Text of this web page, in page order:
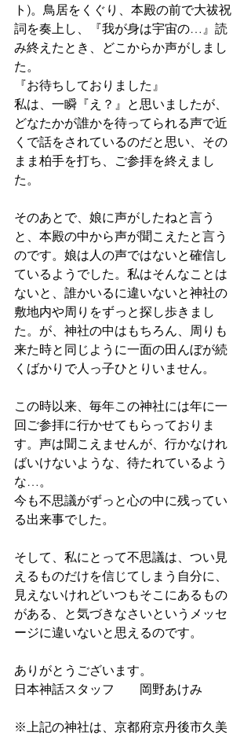
ト)。鳥居をくぐり、本殿の前で大祓祝
詞を奏上し、『我が身は宇宙の…』読
み終えたとき、どこからか声がしまし
た。
『お待ちしておりました』
私は、一瞬『え？』と思いましたが、
どなたかが誰かを待ってられる声で近
くで話をされているのだと思い、その
まま柏手を打ち、ご参拝を終えまし
た。
そのあとで、娘に声がしたねと言う
と、本殿の中から声が聞こえたと言う
のです。娘は人の声ではないと確信し
ているようでした。私はそんなことは
ないと、誰かいるに違いないと神社の
敷地内や周りをずっと探し歩きまし
た。が、神社の中はもちろん、周りも
来た時と同じように一面の田んぼが続
くばかりで人っ子ひとりいません。
この時以来、毎年この神社には年に一
回ご参拝に行かせてもらっておりま
す。声は聞こえませんが、行かなけれ
ばいけないような、待たれているよう
な…。
今も不思議がずっと心の中に残ってい
る出来事でした。
そして、私にとって不思議は、つい見
えるものだけを信じてしまう自分に、
見えないけれどいつもそこにあるもの
がある、と気づきなさいというメッセ
ージに違いないと思えるのです。
ありがとうございます。
日本神話スタッフ　　岡野あけみ
※上記の神社は、京都府京丹後市久美